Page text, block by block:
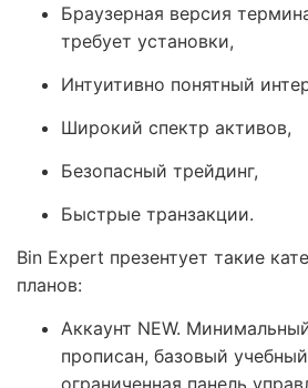
Браузерная версия
требует установки,
Интуитивно понятный
Широкий спектр активов,
Безопасный трейдинг,
Быстрые транзакции.
Bin Expert презентует такие
планов:
Аккаунт NEW.
прописан, базовый
ограниченная панель